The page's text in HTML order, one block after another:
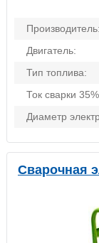
Производитель:
Двигатель:
Тип топлива:
Ток сварки
Диаметр
Сварочная